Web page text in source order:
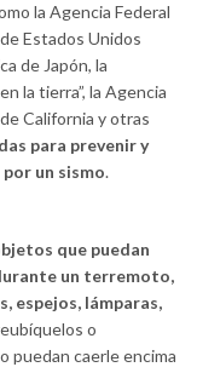
la Agencia Federal
Estados Unidos
de Japón, la
la tierra”, la Agencia
California y otras
para prevenir y
un sismo.
que puedan
un terremoto,
espejos, lámparas,
o
puedan caerle encima